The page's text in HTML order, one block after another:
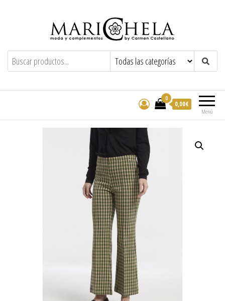
Marichela By Carmen Castellano
Menú
0
0,00€